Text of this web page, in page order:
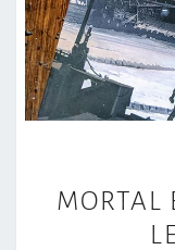
MORTAL